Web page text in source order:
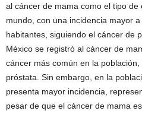
al cáncer de mama como el tipo
mundo, con una incidencia mayor
habitantes, siguiendo el cáncer de
México se registró al cáncer de
cáncer más común en la
próstata. Sin embargo, en la
presenta mayor incidencia,
pesar de que el cáncer de mama